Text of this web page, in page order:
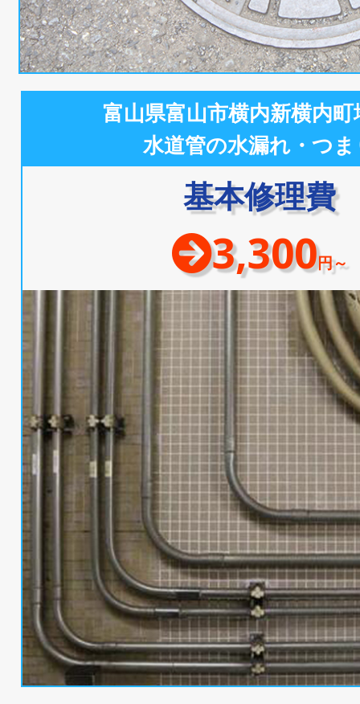
富山県富山市横内新横内
水道管の水漏れ・つ
基本修理費
3,300円～